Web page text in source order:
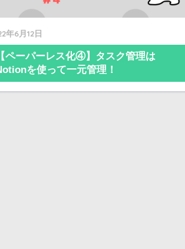
年6月12日
【ペーパーレス化④】タスク管理は
を使って一元管理！